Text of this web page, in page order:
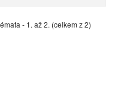
- 1. až 2. (celkem z 2)